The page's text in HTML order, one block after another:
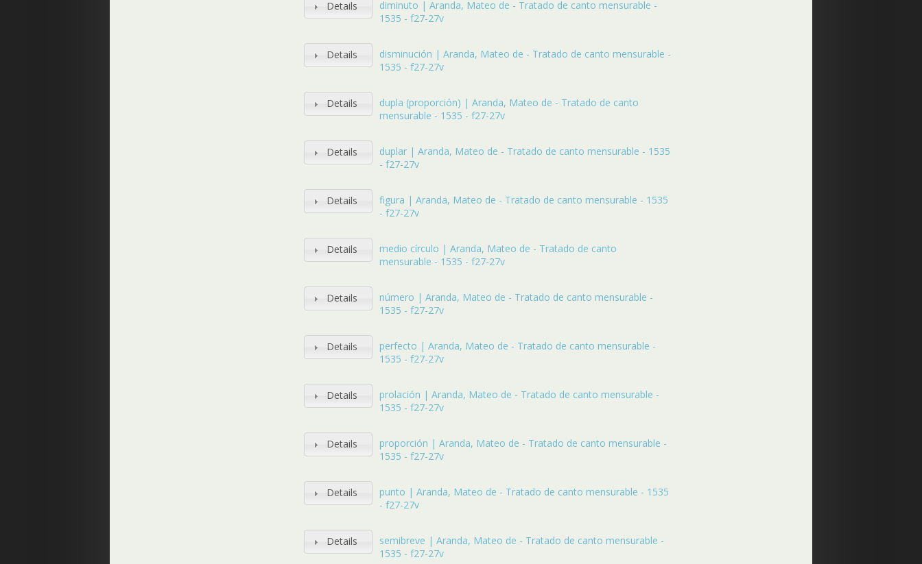
Details
diminuto | Aranda, Mateo de - Tratado de canto mensurable -
1535 - f27-27v
Details
disminución | Aranda, Mateo de - Tratado de canto mensurable -
1535 - f27-27v
Details
dupla (proporción) | Aranda, Mateo de - Tratado de canto
mensurable - 1535 - f27-27v
Details
duplar | Aranda, Mateo de - Tratado de canto mensurable - 1535
- f27-27v
Details
figura | Aranda, Mateo de - Tratado de canto mensurable - 1535
- f27-27v
Details
medio círculo | Aranda, Mateo de - Tratado de canto
mensurable - 1535 - f27-27v
Details
número | Aranda, Mateo de - Tratado de canto mensurable -
1535 - f27-27v
Details
perfecto | Aranda, Mateo de - Tratado de canto mensurable -
1535 - f27-27v
Details
prolación | Aranda, Mateo de - Tratado de canto mensurable -
1535 - f27-27v
Details
proporción | Aranda, Mateo de - Tratado de canto mensurable -
1535 - f27-27v
Details
punto | Aranda, Mateo de - Tratado de canto mensurable - 1535
- f27-27v
Details
semibreve | Aranda, Mateo de - Tratado de canto mensurable -
1535 - f27-27v